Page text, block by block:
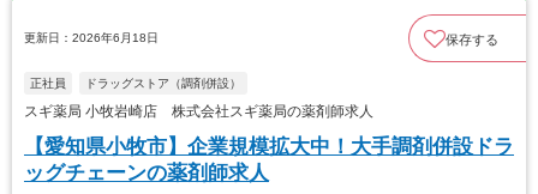
更新日：2026年6月18日 保存する
正社員 ドラッグストア（調剤併設）
スギ薬局 小牧岩崎店 株式会社スギ薬局の薬剤師求人
【愛知県小牧市】企業規模拡大中！大手調剤併設ドラ
ッグチェーンの薬剤師求人